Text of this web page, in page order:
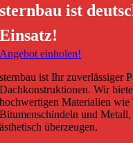
sternbau ist
Einsatz!
Angebot einholen!
sternbau ist Ihr zuverlässiger
Dachkonstruktionen. Wir
hochwertigen Materialien wie
Bitumenschindeln und
ästhetisch überzeugen.